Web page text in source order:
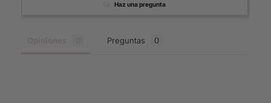
Haz una pregunta
Preguntas